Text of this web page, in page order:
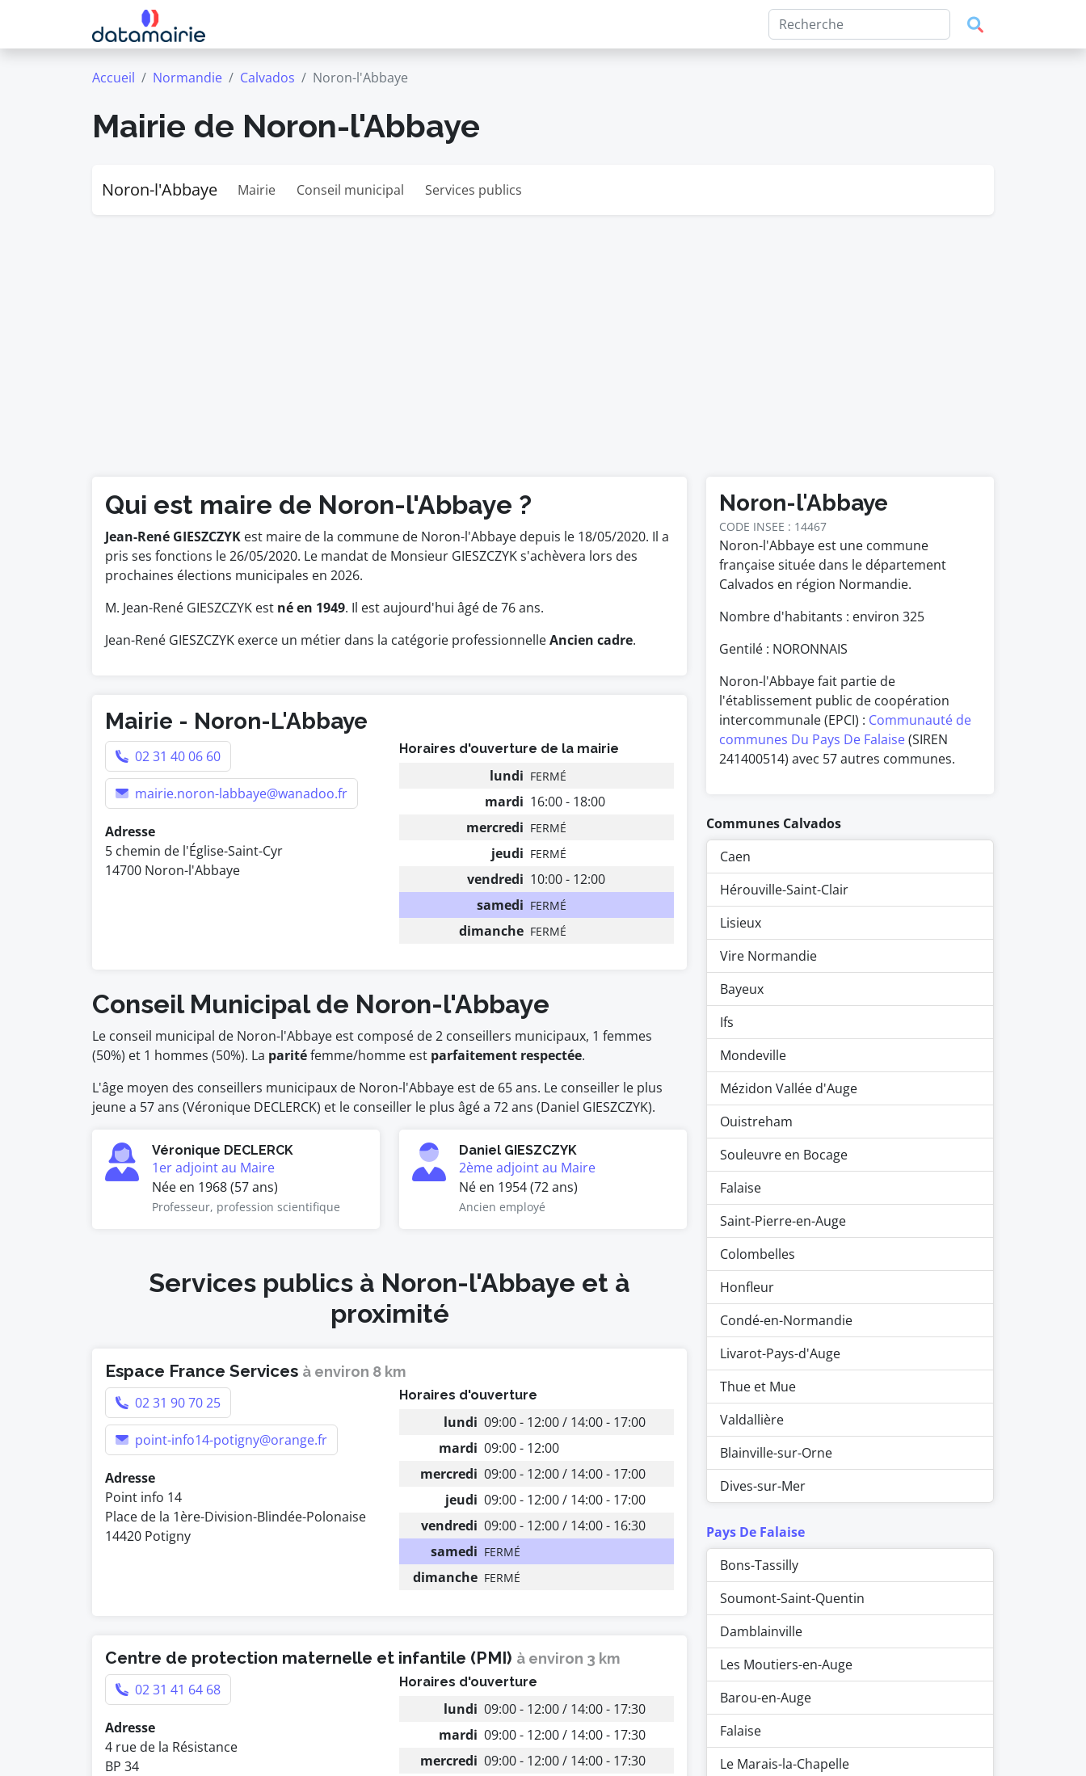
Accueil Normandie Calvados Noron-l'Abbaye
Mairie de Noron-l'Abbaye
Noron-l'Abbaye Mairie Conseil municipal Services publics
Qui est maire de Noron-l'Abbaye ?
Jean-René GIESZCZYK est maire de la commune de Noron-l'Abbaye depuis le 18/05/2020. Il a
pris ses fonctions le 26/05/2020. Le mandat de Monsieur GIESZCZYK s'achèvera lors des
prochaines élections municipales en 2026.
M. Jean-René GIESZCZYK est né en 1949. Il est aujourd'hui âgé de 76 ans.
Jean-René GIESZCZYK exerce un métier dans la catégorie professionnelleAncien cadre.
Mairie - Noron-L'Abbaye
02 31 40 06 60
mairie.noron-labbaye@wanadoo.fr
Adresse
5 chemin de l'Église-Saint-Cyr
14700 Noron-l'Abbaye
Horaires d'ouverture de la mairie
lundi FERMÉ
mardi 16:00 - 18:00
mercredi FERMÉ
jeudi FERMÉ
vendredi 10:00 - 12:00
samedi FERMÉ
dimanche FERMÉ
Conseil Municipal de Noron-l'Abbaye
Le conseil municipal de Noron-l'Abbaye est composé de 2 conseillers municipaux, 1 femmes
(50%) et 1 hommes (50%). La paritéfemme/homme est parfaitement respectée.
L'âge moyen des conseillers municipaux de Noron-l'Abbaye est de 65 ans. Le conseiller le plus
jeune a 57 ans (Véronique DECLERCK) et le conseiller le plus âgé a 72 ans (Daniel GIESZCZYK).
Véronique DECLERCK
1er adjoint au Maire
Née en 1968 (57 ans)
Professeur, profession scientifique
Daniel GIESZCZYK
2ème adjoint au Maire
Né en 1954 (72 ans)
Ancien employé
Services publics à Noron-l'Abbaye et à
proximité
Espace France Services à environ 8 km
02 31 90 70 25
point-info14-potigny@orange.fr
Adresse
Point info 14
Place de la 1ère-Division-Blindée-Polonaise
14420 Potigny
Horaires d'ouverture
lundi 09:00 - 12:00 / 14:00 - 17:00
mardi 09:00 - 12:00
mercredi 09:00 - 12:00 / 14:00 - 17:00
jeudi 09:00 - 12:00 / 14:00 - 17:00
vendredi 09:00 - 12:00 / 14:00 - 16:30
samedi FERMÉ
dimanche FERMÉ
Centre de protection maternelle et infantile (PMI) à environ 3 km
02 31 41 64 68
Adresse
4 rue de la Résistance
BP 34
Horaires d'ouverture
lundi 09:00 - 12:00 / 14:00 - 17:30
mardi 09:00 - 12:00 / 14:00 - 17:30
mercredi 09:00 - 12:00 / 14:00 - 17:30
Noron-l'Abbaye
CODE INSEE : 14467
Noron-l'Abbaye est une commune
française située dans le département
Calvados en région Normandie.
Nombre d'habitants : environ 325
Gentilé : NORONNAIS
Noron-l'Abbaye fait partie de
l'établissement public de coopération
intercommunale (EPCI) : Communauté de
communes Du Pays De Falaise(SIREN
241400514) avec 57 autres communes.
Communes Calvados
Caen
Hérouville-Saint-Clair
Lisieux
Vire Normandie
Bayeux
Ifs
Mondeville
Mézidon Vallée d'Auge
Ouistreham
Souleuvre en Bocage
Falaise
Saint-Pierre-en-Auge
Colombelles
Honfleur
Condé-en-Normandie
Livarot-Pays-d'Auge
Thue et Mue
Valdallière
Blainville-sur-Orne
Dives-sur-Mer
Pays De Falaise
Bons-Tassilly
Soumont-Saint-Quentin
Damblainville
Les Moutiers-en-Auge
Barou-en-Auge
Falaise
Le Marais-la-Chapelle